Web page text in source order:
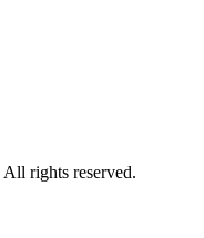
rights reserved.